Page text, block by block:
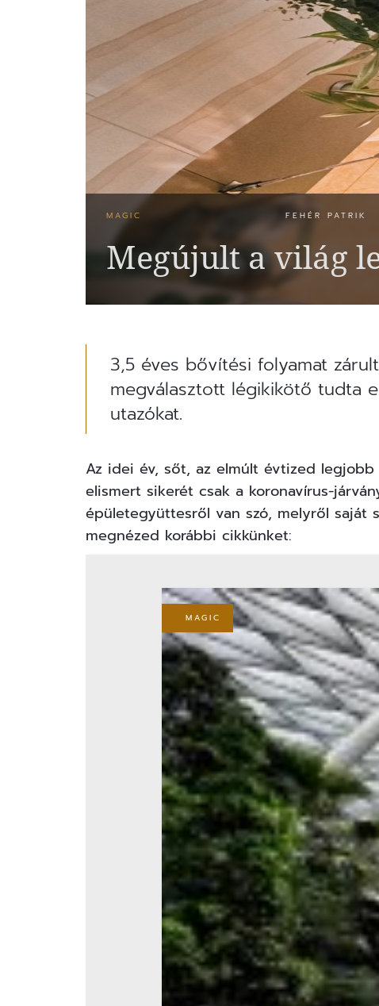
MAGIC FEHÉR PATRIK
Megújult a világ
3,5 éves bővítési folyamat
megválasztott légikikötő tudta
utazókat.
Az idei év, sőt, az elmúlt évtized
elismert sikerét csak a koronavírus-
épületegyüttesről van szó, melyről saját
megnézed korábbi cikkünket:
MAGIC